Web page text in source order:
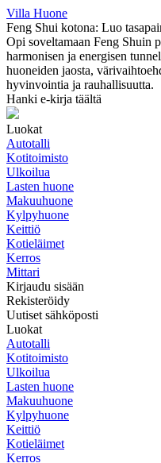
Villa Huone
Feng Shui kotona: Luo
Opi soveltamaan Feng Shuin
harmonisen ja energisen
huoneiden jaosta,
hyvinvointia ja rauhallisuutta.
Hanki e-kirja täältä
Luokat
Autotalli
Kotitoimisto
Ulkoilua
Lasten huone
Makuuhuone
Kylpyhuone
Keittiö
Kotieläimet
Kerros
Mittari
Kirjaudu sisään
Rekisteröidy
Uutiset sähköposti
Luokat
Autotalli
Kotitoimisto
Ulkoilua
Lasten huone
Makuuhuone
Kylpyhuone
Keittiö
Kotieläimet
Kerros